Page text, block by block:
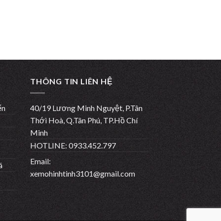
THÔNG TIN LIÊN HỆ
40/19 Lương Minh Nguyệt, P.Tân
Thới Hoà, Q.Tân Phú, TP.Hồ Chí
Minh
HOTLINE: 0933.452.797
Email:
xemohinhtinh3101@gmail.com